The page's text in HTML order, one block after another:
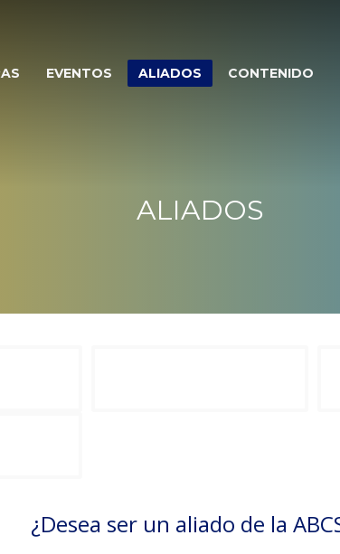
EVENTOS ALIADOS CONTENIDO
ALIADOS
¿Desea ser un aliado de la